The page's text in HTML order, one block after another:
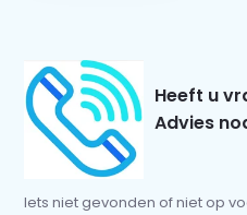
Heeft u
Advies
Iets niet gevonden of niet op